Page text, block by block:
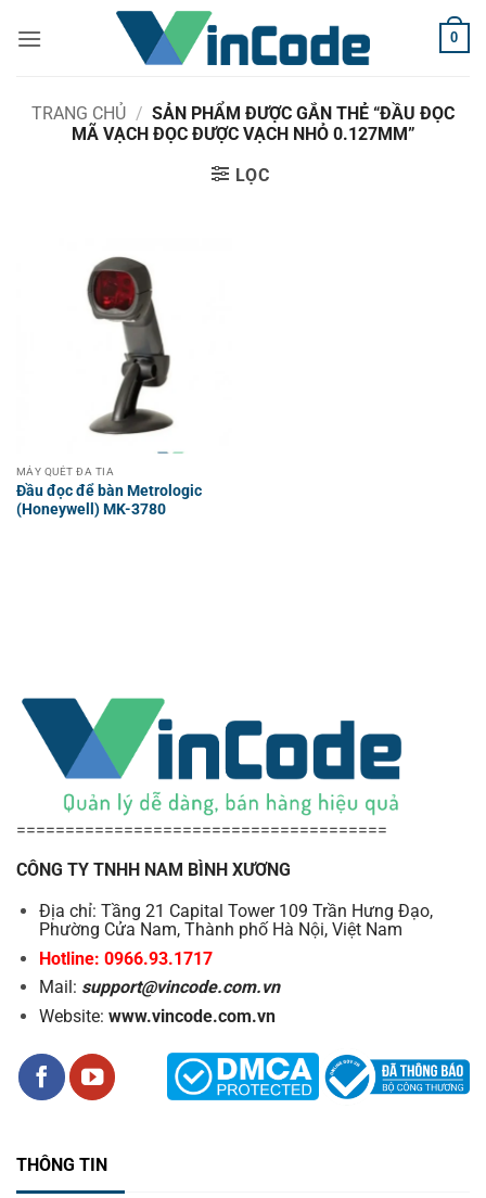
qua
0
TRANG CHỦ / SẢN PHẨM ĐƯỢC GẮN THẺ “ĐẦU ĐỌC
MÃ VẠCH ĐỌC ĐƯỢC VẠCH NHỎ 0.127MM”
LỌC
MÁY QUÉT ĐA TIA
Đầu đọc để bàn Metrologic
(Honeywell) MK-3780
======================================
CÔNG TY TNHH NAM BÌNH XƯƠNG
Địa chỉ: Tầng 21 Capital Tower 109 Trần Hưng Đạo,
Phường Cửa Nam, Thành phố Hà Nội, Việt Nam
Hotline: 0966.93.1717
Mail: support@vincode.com.vn
Website: www.vincode.com.vn
THÔNG TIN